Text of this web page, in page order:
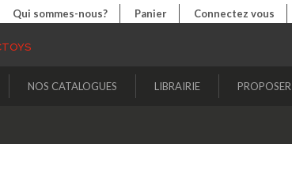
Qui sommes-nous? Panier Connectez vous
NOS CATALOGUES LIBRAIRIE